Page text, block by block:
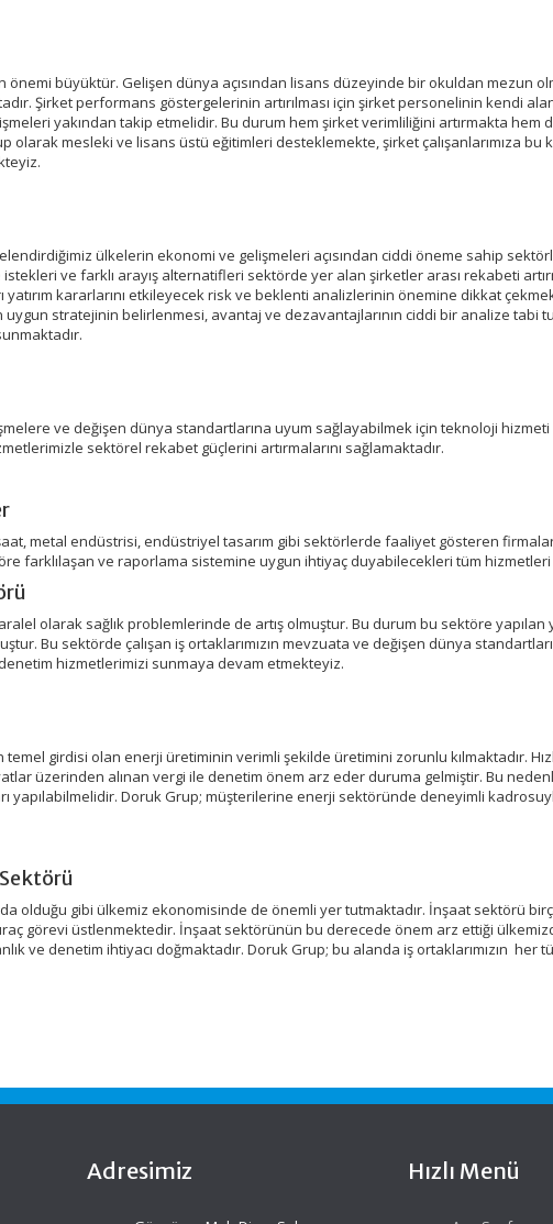
önemi büyüktür. Gelişen dünya açısından lisans düzeyinde bir okuldan mezun
Şirket performans göstergelerinin artırılması için şirket personelinin kendi
yakından takip etmelidir. Bu durum hem şirket verimliliğini artırmakta hem
olarak mesleki ve lisans üstü eğitimleri desteklemekte, şirket çalışanlarımıza bu
ülkelerin ekonomi ve gelişmeleri açısından ciddi öneme sahip
ve farklı arayış alternatifleri sektörde yer alan şirketler arası rekabeti
kararlarını etkileyecek risk ve beklenti analizlerinin önemine dikkat
uygun stratejinin belirlenmesi, avantaj ve dezavantajlarının ciddi bir analize tabi
ve değişen dünya standartlarına uyum sağlayabilmek için teknoloji hizmeti
sektörel rekabet güçlerini artırmalarını sağlamaktadır.
metal endüstrisi, endüstriyel tasarım gibi sektörlerde faaliyet gösteren
farklılaşan ve raporlama sistemine uygun ihtiyaç duyabilecekleri tüm hizmetleri
olarak sağlık problemlerinde de artış olmuştur. Bu durum bu sektöre yapılan
Bu sektörde çalışan iş ortaklarımızın mevzuata ve değişen dünya
hizmetlerimizi sunmaya devam etmekteyiz.
girdisi olan enerji üretiminin verimli şekilde üretimini zorunlu kılmaktadır.
üzerinden alınan vergi ile denetim önem arz eder duruma gelmiştir. Bu
yapılabilmelidir. Doruk Grup; müşterilerine enerji sektöründe deneyimli
olduğu gibi ülkemiz ekonomisinde de önemli yer tutmaktadır. İnşaat sektörü
görevi üstlenmektedir. İnşaat sektörünün bu derecede önem arz ettiği
ve denetim ihtiyacı doğmaktadır. Doruk Grup; bu alanda iş ortaklarımızın her
Adresimiz Hızlı Menü